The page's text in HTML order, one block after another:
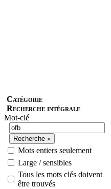
Catégorie
Recherche intégrale
Mot-clé
Mots entiers seulement
Large / sensibles
Tous les mots clés doivent
être trouvés